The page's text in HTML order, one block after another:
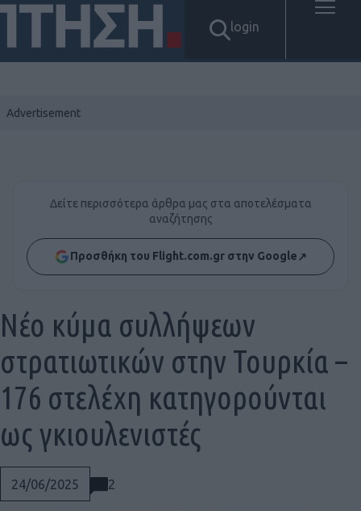
login
Δείτε περισσότερα άρθρα μας στα αποτελέσματα
αναζήτησης
Προσθήκη του Flight.com.gr στην Google↗
24/06/2025 2
Νέο κύμα συλλήψεων
στρατιωτικών στην Τουρκία –
176 στελέχη κατηγορούνται
ως γκιουλενιστές